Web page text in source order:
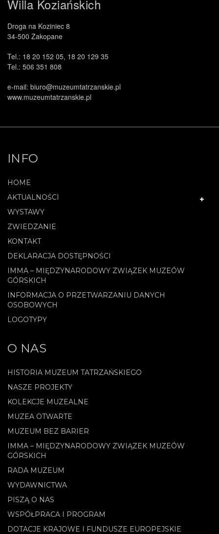
Willa Koziańskich
Droga na Koziniec 8
34-500 Zakopane
Tel.: 18 20 152 05, 18 20 129 35
Tel.: 506 351 808
e-mail: biuro@muzeumtatrzanskie.pl
www.muzeumtatrzanskie.pl
INFO
HOME
AKTUALNOŚCI
WYSTAWY
ZWIEDZANIE
KONTAKT
DEKLARACJA DOSTĘPNOŚCI
IMMA – MIĘDZYNARODOWY ZWIĄZEK MUZEÓW
GÓRSKICH
INFORMACJA O PRZETWARZANIU DANYCH
OSOBOWYCH
LOGOTYPY
O NAS
HISTORIA MUZEUM TATRZAŃSKIEGO
NASZE PROJEKTY
KOLEKCJE MUZEALNE
MUZEA OTWARTE
MUZEUM BEZ BARIER
IMMA – MIĘDZYNARODOWY ZWIĄZEK MUZEÓW
GÓRSKICH
RADA MUZEUM
WYDAWNICTWA
PISZĄ O NAS
WSPÓŁPRACA I PROGRAM
DOTACJE KRAJOWE I FUNDUSZE EUROPEJSKIE